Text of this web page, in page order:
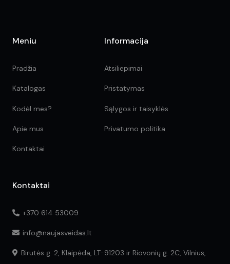
Meniu
Pradžia
Katalogas
Kodėl mes?
Apie mus
Kontaktai
Informacija
Atsiliepimai
Pristatymas
Sąlygos ir taisyklės
Privatumo politika
Kontaktai
+370 614 53009
info@naujasveidas.lt
Birutės g. 2, Klaipėda, LT-91203 ir Riovonių g. 2C, Vilnius,